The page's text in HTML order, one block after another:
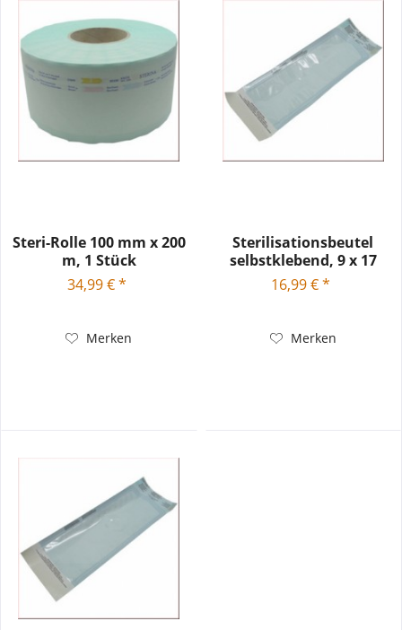
Steri-Rolle 100 mm x 200
m, 1 Stück
34,99 € *
Merken
Sterilisationsbeutel
selbstklebend, 9 x 17
cm,...
16,99 € *
Merken